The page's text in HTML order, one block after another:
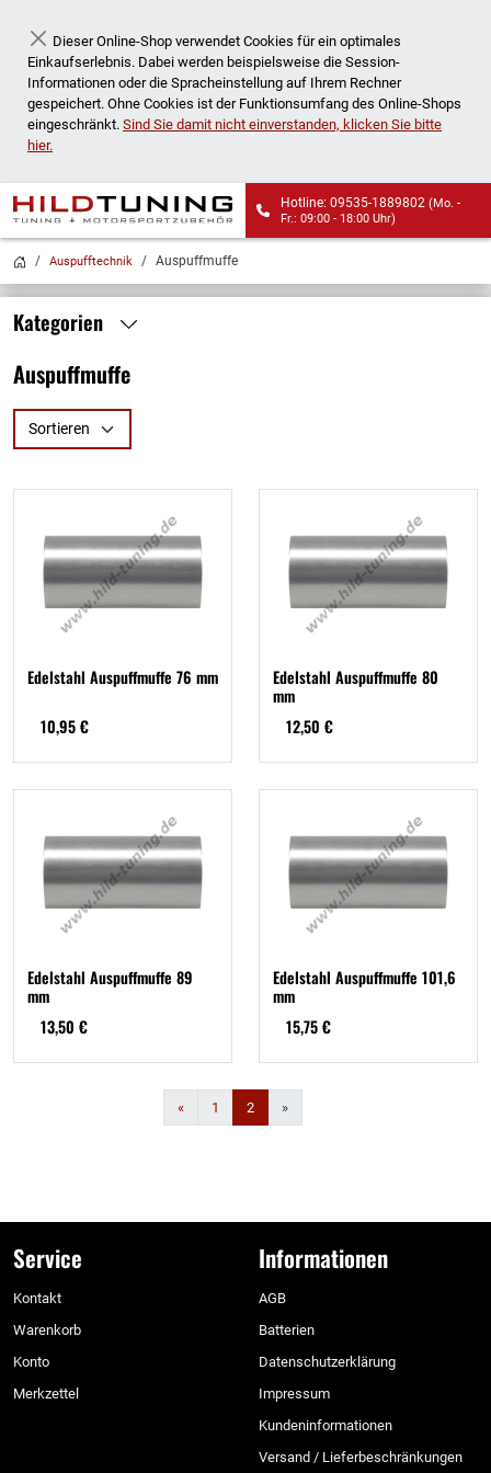
Schließen
Dieser Online-Shop verwendet Cookies für ein optimales
Einkaufserlebnis. Dabei werden beispielsweise die Session-
Informationen oder die Spracheinstellung auf Ihrem Rechner
gespeichert. Ohne Cookies ist der Funktionsumfang des Online-Shops
eingeschränkt. Sind Sie damit nicht einverstanden, klicken Sie bitte
hier.
Hotline: 09535-1889802(Mo. -
Fr.: 09:00 - 18:00 Uhr)
Auspufftechnik Auspuffmuffe
Kategorien
Auspuffmuffe
Sortieren
Edelstahl Auspuffmuffe 76 mm
10,95 €
Edelstahl Auspuffmuffe 80
mm
12,50 €
Edelstahl Auspuffmuffe 89
mm
13,50 €
Edelstahl Auspuffmuffe 101,6
mm
15,75 €
«Zurück
1 2 »
Service
Kontakt
Warenkorb
Konto
Merkzettel
Informationen
AGB
Batterien
Datenschutzerklärung
Impressum
Kundeninformationen
Versand / Lieferbeschränkungen